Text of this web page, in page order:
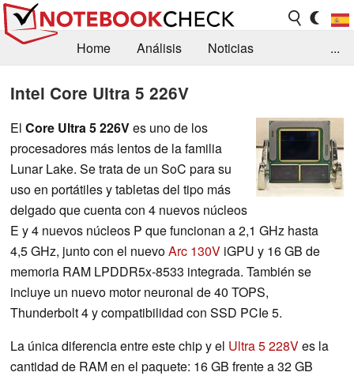
Home Análisis
Noticias
Contacto
...
Intel Core Ultra 5 226V
El Core Ultra 5 226Ves uno de los
procesadores más lentos de la familia
Lunar Lake. Se trata de un SoC para su
uso en portátiles y tabletas del tipo más
delgado que cuenta con 4 nuevos núcleos
E y 4 nuevos núcleos P que funcionan a 2,1 GHz hasta
4,5 GHz, junto con el nuevoArc 130V iGPU y 16 GB de
memoria RAM LPDDR5x-8533 integrada. También se
incluye un nuevo motor neuronal de 40 TOPS,
Thunderbolt 4 y compatibilidad con SSD PCIe 5.
La única diferencia entre este chip y el Ultra 5 228Ves la
cantidad de RAM en el paquete: 16 GB frente a 32 GB